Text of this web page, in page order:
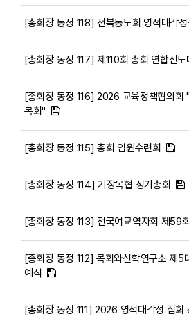
[총회장 동정 118] 전북동노회 영적대각성
[총회장 동정 117] 제110회 총회 연합신도
[총회장 동정 116] 2026 교육정책협의회
목회"
[총회장 동정 115] 총회 임원수련회
[총회장 동정 114] 기장목협 정기총회
[총회장 동정 113] 전국여교역자회 제59
[총회장 동정 112] 목회와신학연구소 제5
예식
[총회장 동정 111] 2026 영적대각성 집회